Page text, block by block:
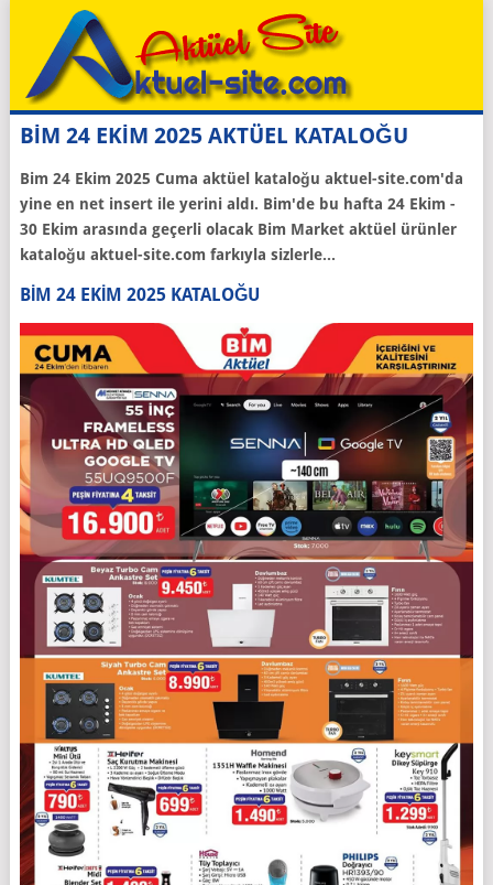
BİM 24 EKİM 2025 AKTÜEL KATALOĞU
Bim 24 Ekim 2025 Cuma aktüel kataloğu aktuel-site.com'da
yine en net insert ile yerini aldı. Bim'de bu hafta 24 Ekim -
30 Ekim arasında geçerli olacak Bim Market aktüel ürünler
kataloğu aktuel-site.com farkıyla sizlerle...
BIM 24 EKIM 2025 KATALOĞU